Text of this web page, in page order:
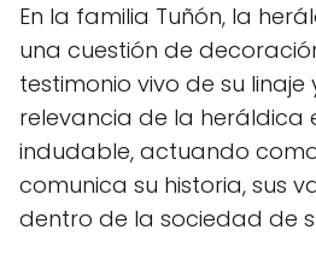
En la familia Tuñón, la
una cuestión de
testimonio vivo de su linaje
relevancia de la heráldica
indudable, actuando
comunica su historia, sus
dentro de la sociedad de